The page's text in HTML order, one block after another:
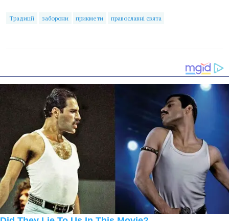
Традиції заборони прикмети православні свята